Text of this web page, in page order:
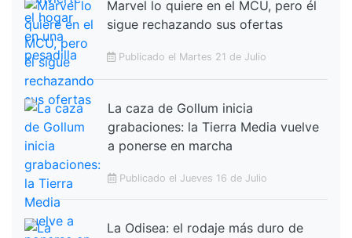
Marvel lo quiere en el MCU, pero él
sigue rechazando sus ofertas
Publicado el Martes 21 de Julio
La caza de Gollum inicia
grabaciones: la Tierra Media vuelve
a ponerse en marcha
Publicado el Jueves 16 de Julio
La Odisea: el rodaje más duro de